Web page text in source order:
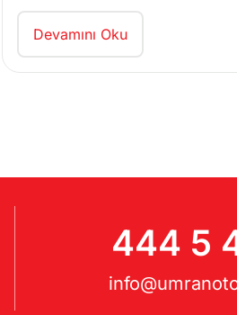
Devamını Oku
444 5